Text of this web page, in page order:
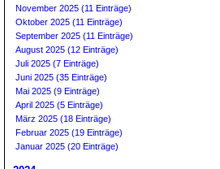
November 2025 (11 Einträge)
Oktober 2025 (11 Einträge)
September 2025 (11 Einträge)
August 2025 (12 Einträge)
Juli 2025 (7 Einträge)
Juni 2025 (35 Einträge)
Mai 2025 (9 Einträge)
April 2025 (5 Einträge)
März 2025 (18 Einträge)
Februar 2025 (19 Einträge)
Januar 2025 (20 Einträge)